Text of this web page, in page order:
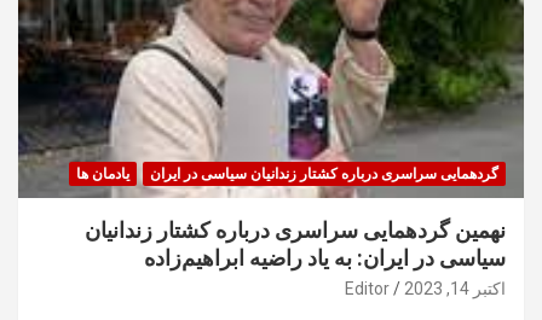
گردهمایی سراسری درباره کشتار زندانیان سیاسی در ایران یادمان ها
نهمین گردهمایی سراسری درباره کشتار زندانیان
سیاسی در ایران: به یاد راضیه ابراهیم‌زاده
اکتبر 14, 2023 Editor